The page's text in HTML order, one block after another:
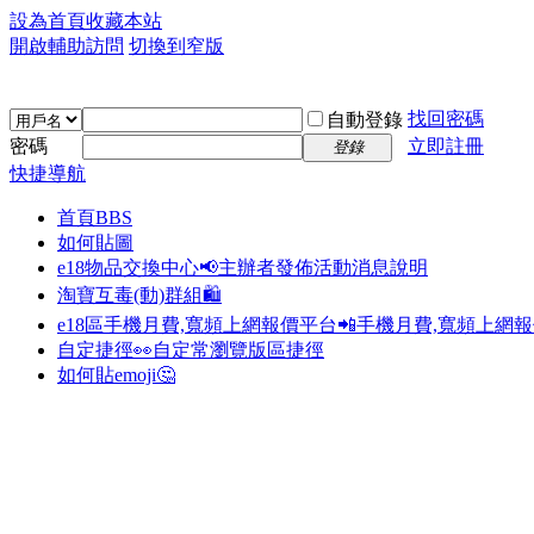
設為首頁收藏本站
開啟輔助訪問 切換到窄版
自動登錄 找回密碼
密碼
登錄
立即註冊
快捷導航
首頁BBS
如何貼圖
e18物品交換中心📢主辦者發佈活動消息說明
淘寶互毒(動)群組🛍️
e18區手機月費,寬頻上網報價平台📲手機月費,寬頻上網
自定捷徑👀自定常瀏覽版區捷徑
如何貼emoji🤔